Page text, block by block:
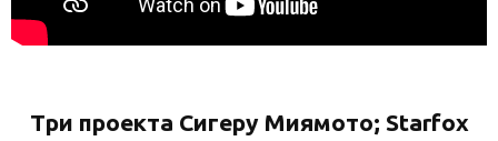
Три проекта Сигеру Миямото; Starfox